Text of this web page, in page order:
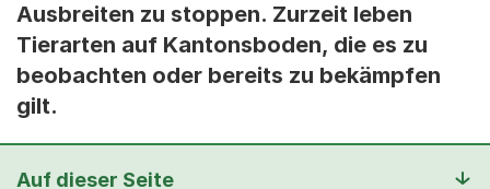
Ausbreiten zu stoppen. Zurzeit leben
Tierarten auf Kantonsboden, die es zu
beobachten oder bereits zu bekämpfen
gilt.
Auf dieser Seite